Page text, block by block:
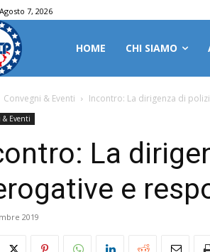
7, 2026
HOME CHI SIAMO
Convegni & Eventi Incontro: La dirigenza di
& Eventi
La
e
2019